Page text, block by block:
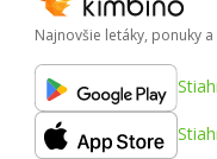
Najnovšie letáky, ponuky a